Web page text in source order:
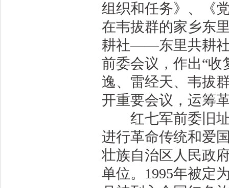
组织和任务》、《
在韦拔群的家乡东
耕社——东里共耕社
前委会议，作出“收
逸、雷经天、韦拔
开重要会议，运筹
红七军前委旧址
进行革命传统和爱
壮族自治区人民政
单位。1995年被定